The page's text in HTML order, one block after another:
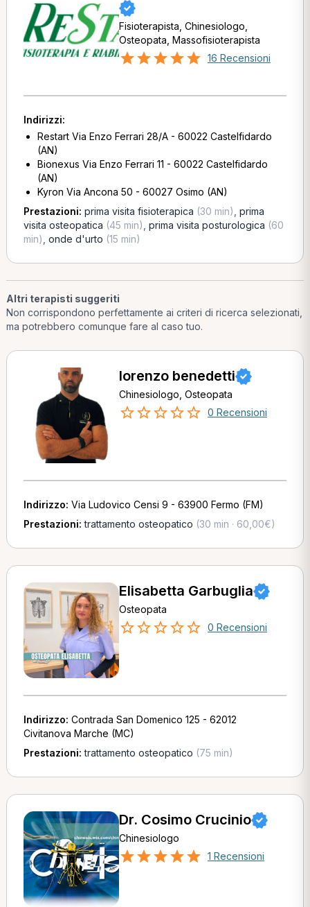
Fisioterapista, Chinesiologo,
Osteopata, Massofisioterapista
16 Recensioni
Indirizzi:
Restart Via Enzo Ferrari 28/A - 60022 Castelfidardo
(AN)
Bionexus Via Enzo Ferrari 11 - 60022 Castelfidardo
(AN)
Kyron Via Ancona 50 - 60027 Osimo (AN)
Prestazioni: prima visita fisioterapica (30 min) prima
visita osteopatica (45 min) prima visita posturologica (60
min) onde d'urto (15 min)
Altri terapisti suggeriti
Non corrispondono perfettamente ai criteri di ricerca selezionati,
ma potrebbero comunque fare al caso tuo.
lorenzo benedetti
Chinesiologo, Osteopata
0 Recensioni
Indirizzo: Via Ludovico Censi 9 - 63900 Fermo (FM)
Prestazioni:trattamento osteopatico (30 min · 60,00€)
Elisabetta Garbuglia
Osteopata
0 Recensioni
Indirizzo: Contrada San Domenico 125 - 62012
Civitanova Marche (MC)
Prestazioni:trattamento osteopatico (75 min)
Dr. Cosimo Crucinio
Chinesiologo
1 Recensioni